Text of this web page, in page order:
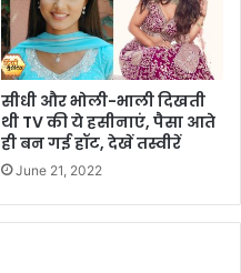
सीधी और भोली-भाली दिखती
थी TV की ये हसीनाएं, पैसा आते
ही बन गई हॉट, देखें तस्वीरें
June 21, 2022